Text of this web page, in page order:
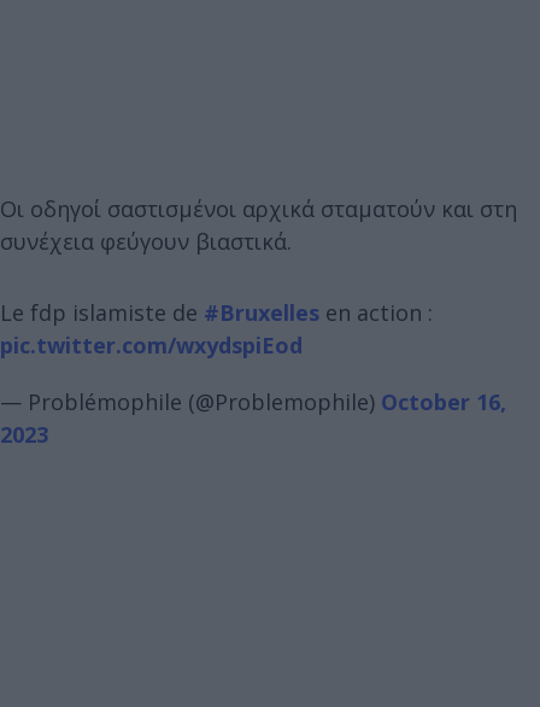
Οι οδηγοί σαστισμένοι αρχικά σταματούν και στη
συνέχεια φεύγουν βιαστικά.
Le fdp islamiste de #Bruxelles en action :
pic.twitter.com/wxydspiEod
— Problémophile (@Problemophile) October 16,
2023